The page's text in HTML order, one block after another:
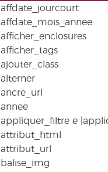
|affdate_jourcourt
|affdate_mois_annee
|afficher_enclosures
|afficher_tags
|ajouter_class
|alterner
|ancre_url
|annee
|appliquer_filtre e
|attribut_html
|attribut_url
|balise_img